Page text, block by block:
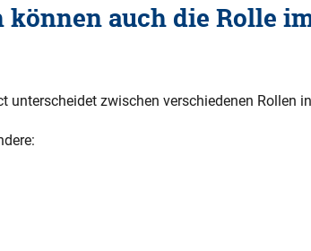
auch die Rolle
unterscheidet zwischen verschiedenen Rollen